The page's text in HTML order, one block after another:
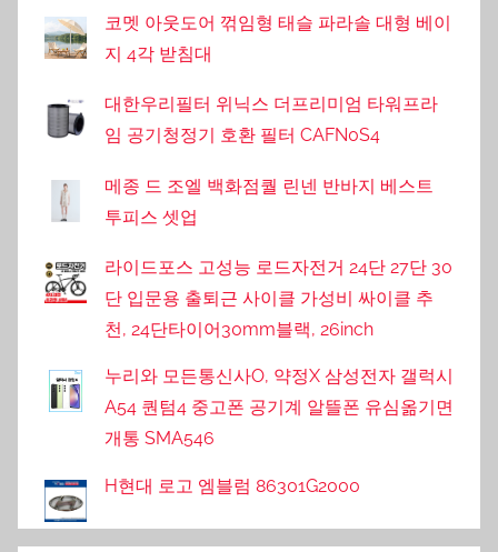
코멧 아웃도어 꺾임형 태슬 파라솔 대형 베이
지 4각 받침대
대한우리필터 위닉스 더프리미엄 타워프라
임 공기청정기 호환 필터 CAFN0S4
메종 드 조엘 백화점퀄 린넨 반바지 베스트
투피스 셋업
라이드포스 고성능 로드자전거 24단 27단 30
단 입문용 출퇴근 사이클 가성비 싸이클 추
천, 24단타이어30mm블랙, 26inch
누리와 모든통신사O, 약정X 삼성전자 갤럭시
A54 퀀텀4 중고폰 공기계 알뜰폰 유심옮기면
개통 SMA546
H현대 로고 엠블럼 86301G2000